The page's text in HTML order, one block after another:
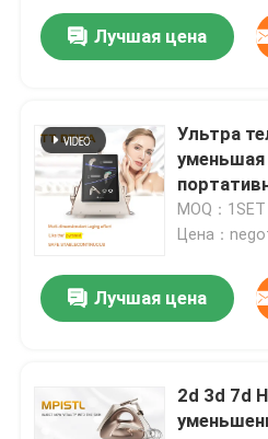
Удаление волос лазера
тройной лазер диода
HIFU уменьшая машину
q переключил лазер yag nd
Лучшая цена
Ультра
5mm
MOQ：1SET
Цена：
Лучшая цена
2d 3d 7d